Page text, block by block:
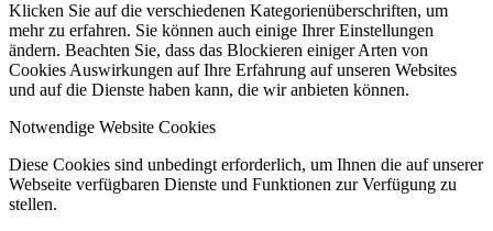
Klicken Sie auf die verschiedenen Kategorienüberschriften, um
mehr zu erfahren. Sie können auch einige Ihrer Einstellungen
ändern. Beachten Sie, dass das Blockieren einiger Arten von
Cookies Auswirkungen auf Ihre Erfahrung auf unseren Websites
und auf die Dienste haben kann, die wir anbieten können.
Notwendige Website Cookies
Diese Cookies sind unbedingt erforderlich, um Ihnen die auf unserer
Webseite verfügbaren Dienste und Funktionen zur Verfügung zu
stellen.